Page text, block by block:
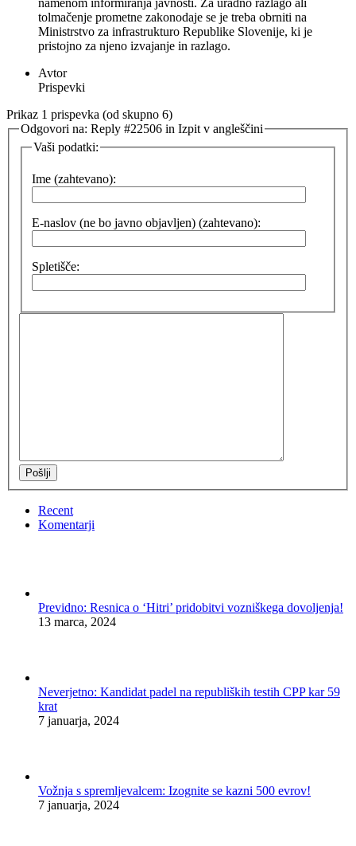
tolmačenje prometne zakonodaje se je treba obrniti na
Ministrstvo za infrastrukturo Republike Slovenije, ki je
pristojno za njeno izvajanje in razlago.
Avtor
Prispevki
Prikaz 1 prispevka (od skupno 6)
Odgovori na: Reply #22506 in Izpit v angleščini
Vaši podatki:
Ime (zahtevano):
E-naslov (ne bo javno objavljen) (zahtevano):
Spletišče:
Pošlji
Recent
Komentarji
Previdno: Resnica o ‘Hitri’ pridobitvi vozniškega dovoljenja!
13 marca, 2024
Neverjetno: Kandidat padel na republiških testih CPP kar 59
krat
7 januarja, 2024
Vožnja s spremljevalcem: Izognite se kazni 500 evrov!
7 januarja, 2024